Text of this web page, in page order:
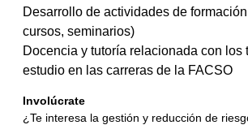
Desarrollo de actividades de
cursos, seminarios)
Docencia y tutoría relacionada con los
estudio en las carreras de la FACSO
Involúcrate
¿Te interesa la gestión y reducción de